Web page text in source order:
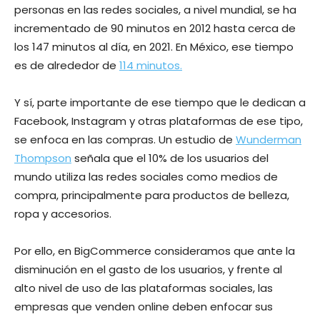
personas en las redes sociales, a nivel mundial, se ha
incrementado de 90 minutos en 2012 hasta cerca de
los 147 minutos al día, en 2021. En México, ese tiempo
es de alrededor de 114 minutos.
Y sí, parte importante de ese tiempo que le dedican a
Facebook, Instagram y otras plataformas de ese tipo,
se enfoca en las compras. Un estudio de Wunderman
Thompson señala que el 10% de los usuarios del
mundo utiliza las redes sociales como medios de
compra, principalmente para productos de belleza,
ropa y accesorios.
Por ello, en BigCommerce consideramos que ante la
disminución en el gasto de los usuarios, y frente al
alto nivel de uso de las plataformas sociales, las
empresas que venden online deben enfocar sus